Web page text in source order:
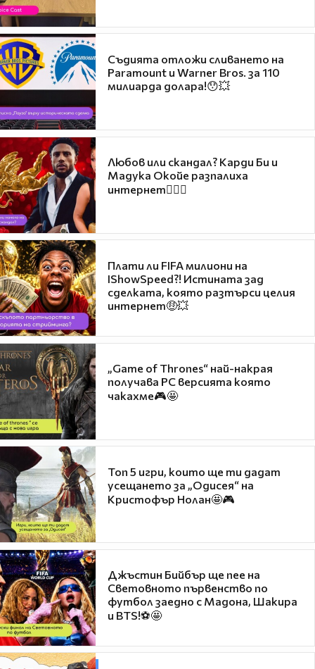
Съдията отложи сливането на
Paramount и Warner Bros. за 110
милиарда долара!😯💥
Любов или скандал? Карди Би и
Мадука Окойе разпалиха
интернет❤️‍🔥🔥
Плати ли FIFA милиони на
IShowSpeed?! Истината зад
сделката, която разтърси целия
интернет🤑💥
„Game of Thrones“ най-накрая
получава PC версията която
чакахме🎮🤩
Топ 5 игри, които ще ти дадат
усещането за „Одисея“ на
Кристофър Нолан🤩🎮
Джъстин Бийбър ще пее на
Световното първенство по
футбол заедно с Мадона, Шакира
и BTS!⚽🤩